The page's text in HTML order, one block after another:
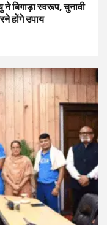
बिगाड़ा स्वरूप, चुनावी
होंगे उपाय